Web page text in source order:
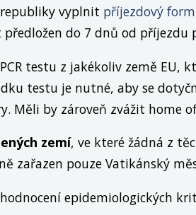
vyplnit příjezdový
do 7 dnů od příjezdu
testu z jakékoliv země
testu je nutné, aby se
Měli by zároveň zvážit home
zemí, ve které žádná z
zařazen pouze Vatikánský
epidemiologických